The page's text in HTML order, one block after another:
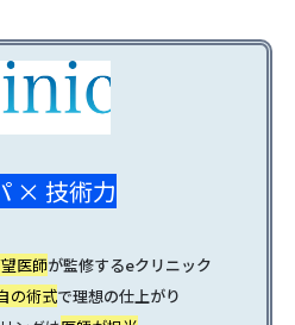
× 技術力
医師が監修するeクリニック
の術式で理想の仕上がり